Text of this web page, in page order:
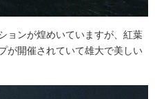
ョンが煌めいていますが、紅葉
が開催されていて雄大で美しい